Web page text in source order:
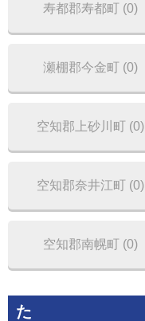
寿都郡寿都町 (0)
瀬棚郡今金町 (0)
空知郡上砂川町 (0)
空知郡奈井江町 (0)
空知郡南幌町 (0)
た